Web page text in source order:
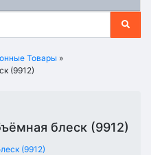
Товары »
(9912)
блеск (9912)